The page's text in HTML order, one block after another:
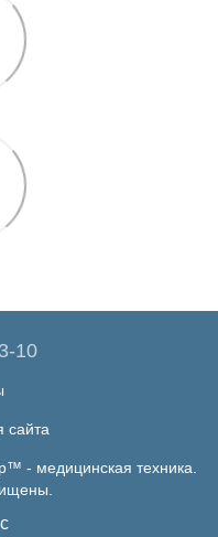
10
сайта
- медицинская техника.